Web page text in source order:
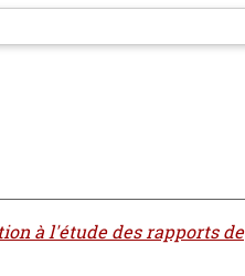
à l'étude des rapports de